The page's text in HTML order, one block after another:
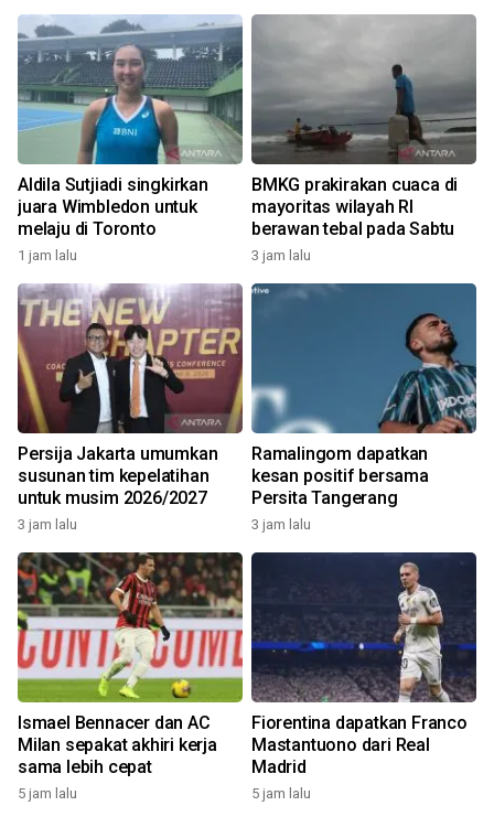
Aldila Sutjiadi singkirkan
juara Wimbledon untuk
melaju di Toronto
1 jam lalu
BMKG prakirakan cuaca di
mayoritas wilayah RI
berawan tebal pada Sabtu
3 jam lalu
Persija Jakarta umumkan
susunan tim kepelatihan
untuk musim 2026/2027
3 jam lalu
Ramalingom dapatkan
kesan positif bersama
Persita Tangerang
3 jam lalu
Ismael Bennacer dan AC
Milan sepakat akhiri kerja
sama lebih cepat
5 jam lalu
Fiorentina dapatkan Franco
Mastantuono dari Real
Madrid
5 jam lalu